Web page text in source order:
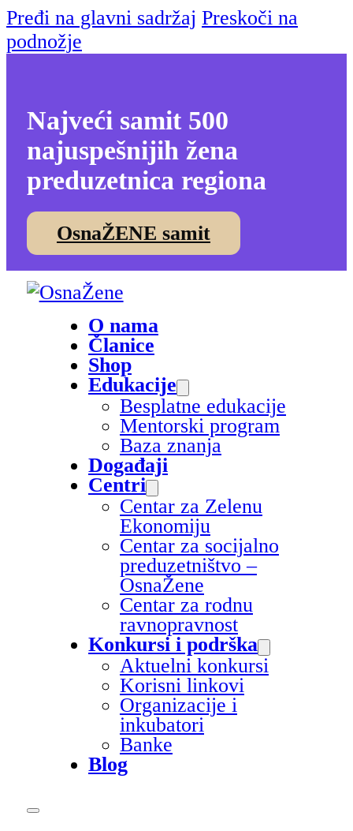
Pređi na glavni sadržaj Preskoči na
podnožje
Najveći samit 500
najuspešnijih žena
preduzetnica regiona
OsnaŽENE samit
O nama
Članice
Shop
Edukacije
Besplatne edukacije
Mentorski program
Baza znanja
Događaji
Centri
Centar za Zelenu
Ekonomiju
Centar za socijalno
preduzetništvo –
OsnaŽene
Centar za rodnu
ravnopravnost
Konkursi i podrška
Aktuelni konkursi
Korisni linkovi
Organizacije i
inkubatori
Banke
Blog